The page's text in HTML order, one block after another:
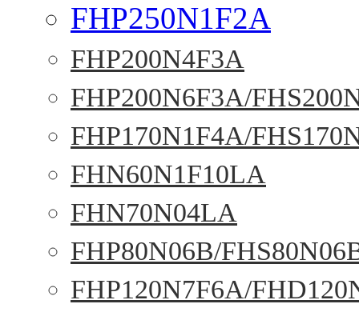
FHP250N1F2A
FHP200N4F3A
FHP200N6F3A/
FHP170N1F4A/
FHN60N1F10LA
FHN70N04LA
FHP80N06B/
FHP120N7F6A/